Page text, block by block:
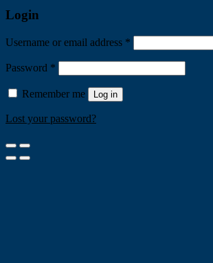
Login
Username or email address *
Password *
Remember me Log in
Lost your password?